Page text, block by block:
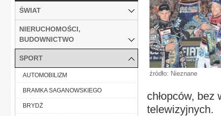
źródło: Nieznane
chłopców,
telewizyjnych.
ŚWIAT
NIERUCHOMOŚCI,
BUDOWNICTWO
SPORT
AUTOMOBILIZM
BRAMKA SAGANOWSKIEGO
BRYDŻ